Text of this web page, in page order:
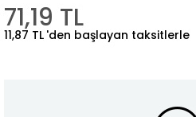
71,19 TL
11,87 TL 'den başlayan taksitlerle